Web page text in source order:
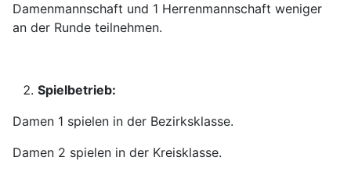
Damenmannschaft und 1 Herrenmannschaft weniger
an der Runde teilnehmen.
Spielbetrieb:
Damen 1 spielen in der Bezirksklasse.
Damen 2 spielen in der Kreisklasse.